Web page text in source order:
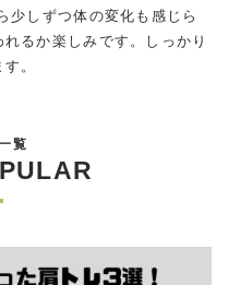
少しずつ体の変化も感じら
るか楽しみです。しっかり
。
覧